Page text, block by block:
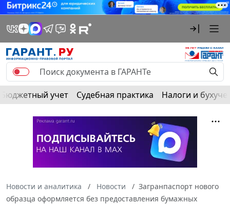
Бюджетный учет Судебная практика Налоги и
Новости и аналитика Новости
Загранпаспорт нового
образца оформляется без предоставления бумажных